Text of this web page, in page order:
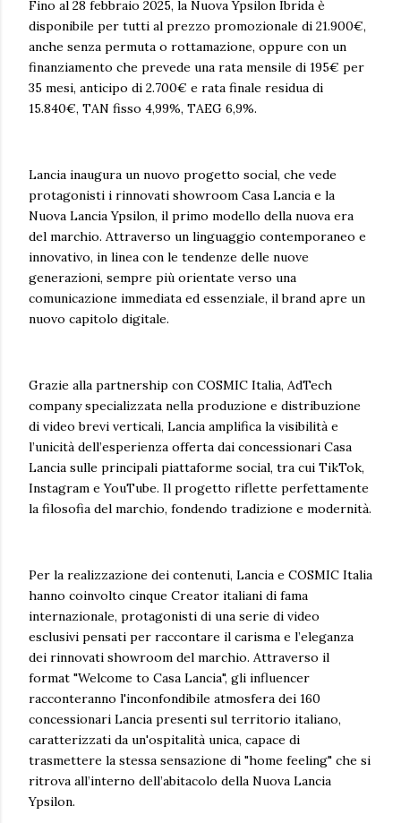
Fino al 28 febbraio 2025, la Nuova Ypsilon Ibrida è
disponibile per tutti al prezzo promozionale di 21.900€,
anche senza permuta o rottamazione, oppure con un
finanziamento che prevede una rata mensile di 195€ per
35 mesi, anticipo di 2.700€ e rata finale residua di
15.840€, TAN fisso 4,99%, TAEG 6,9%.
Lancia inaugura un nuovo progetto social, che vede
protagonisti i rinnovati showroom Casa Lancia e la
Nuova Lancia Ypsilon, il primo modello della nuova era
del marchio. Attraverso un linguaggio contemporaneo e
innovativo, in linea con le tendenze delle nuove
generazioni, sempre più orientate verso una
comunicazione immediata ed essenziale, il brand apre un
nuovo capitolo digitale.
Grazie alla partnership con COSMIC Italia, AdTech
company specializzata nella produzione e distribuzione
di video brevi verticali, Lancia amplifica la visibilità e
l’unicità dell’esperienza offerta dai concessionari Casa
Lancia sulle principali piattaforme social, tra cui TikTok,
Instagram e YouTube. Il progetto riflette perfettamente
la filosofia del marchio, fondendo tradizione e modernità.
Per la realizzazione dei contenuti, Lancia e COSMIC Italia
hanno coinvolto cinque Creator italiani di fama
internazionale, protagonisti di una serie di video
esclusivi pensati per raccontare il carisma e l’eleganza
dei rinnovati showroom del marchio. Attraverso il
format "Welcome to Casa Lancia", gli influencer
racconteranno l'inconfondibile atmosfera dei 160
concessionari Lancia presenti sul territorio italiano,
caratterizzati da un'ospitalità unica, capace di
trasmettere la stessa sensazione di "home feeling" che si
ritrova all’interno dell’abitacolo della Nuova Lancia
Ypsilon.